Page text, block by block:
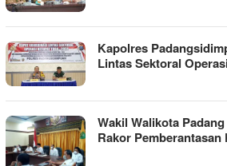
Kapolres
Lintas Sektoral
Wakil Walikota
Rakor